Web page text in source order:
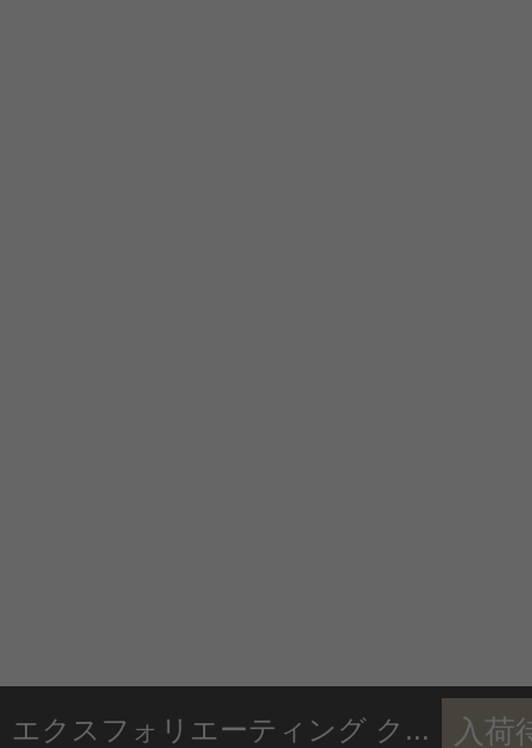
エクスフォリエーティング ク... 入荷